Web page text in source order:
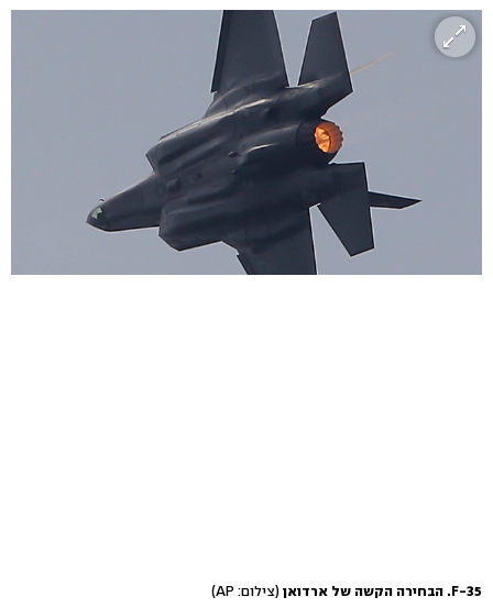
F-35. הבחירה הקשה של ארדואן (צילום: AP)